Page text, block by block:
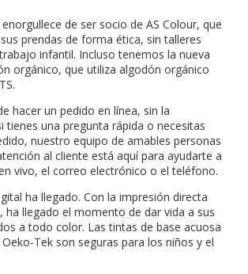
de ser socio de AS Colour, que
prendas de forma ética, sin talleres
infantil. Incluso tenemos la nueva
orgánico, que utiliza algodón orgánico
hacer un pedido en línea, sin la
tienes una pregunta rápida o necesitas
nuestro equipo de amables personas
al cliente está aquí para ayudarte a
vivo, el correo electrónico o el teléfono.
ha llegado. Con la impresión directa
ha llegado el momento de dar vida a sus
a todo color. Las tintas de base acuosa
Tek son seguras para los niños y el